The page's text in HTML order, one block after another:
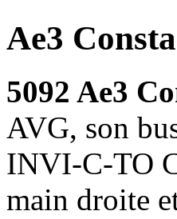
Ae3
5092 Ae3
AVG, son
INVI-C-TO
main droite